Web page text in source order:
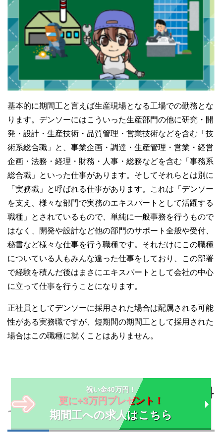
基本的に期間工と言えば生産現場となる工場での勤務とな
ります。デンソーにはこういった生産部門の他に研究・開
発・設計・生産技術・品質管理・営業技術などを含む「技
術系総合職」と、事業企画・調達・生産管理・営業・経営
企画・法務・経理・財務・人事・総務などを含む「事務系
総合職」といった仕事があります。そしてそれらとは別に
「実務職」と呼ばれる仕事があります。これは「デンソー
を支え、様々な部門で実務のエキスパートとして活躍する
職種」とされているもので、単純に一般事務を行うもので
はなく、開発や設計など他の部門のサポート全般や受付、
秘書など様々な仕事を行う職種です。それだけにこの職種
についている人もみんな違った仕事をしており、この部署
で経験を積んだ後はまさにエキスパートとして会社の中心
に立って仕事を行うことになります。
正社員としてデンソーに採用された場合は配属される可能
性がある実務職ですが、短期間の期間工として採用された
場合はこの職種に就くことはありません。
・寮は何処にある？住みやすい？無料
で住める？
祝い金40万円！
更に+3万円プレゼント！
期間工への求人はこちら